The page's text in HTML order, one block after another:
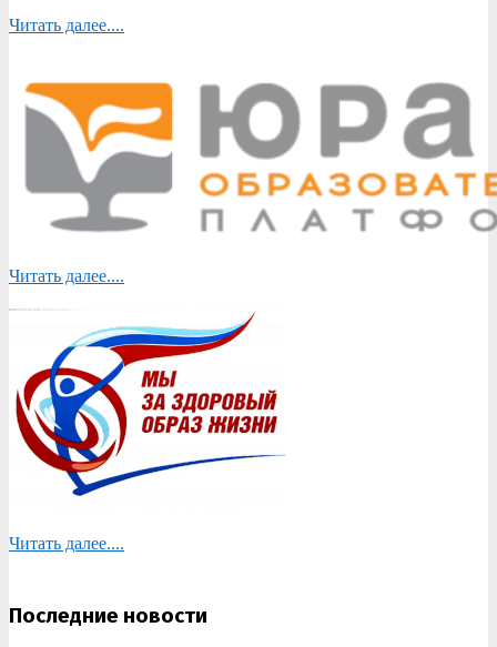
Читать далее....
Читать далее....
Читать далее....
Последние новости